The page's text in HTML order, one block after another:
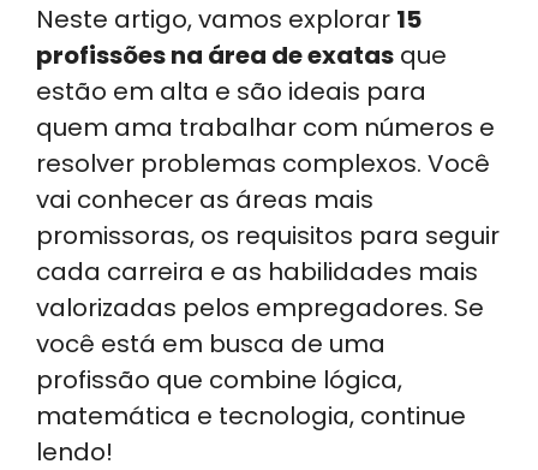
Neste artigo, vamos explorar 15
profissões na área de exatas que
estão em alta e são ideais para
quem ama trabalhar com números e
resolver problemas complexos. Você
vai conhecer as áreas mais
promissoras, os requisitos para seguir
cada carreira e as habilidades mais
valorizadas pelos empregadores. Se
você está em busca de uma
profissão que combine lógica,
matemática e tecnologia, continue
lendo!